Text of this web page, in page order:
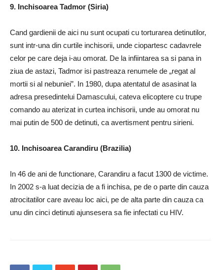
9. Inchisoarea Tadmor (Siria)
Cand gardienii de aici nu sunt ocupati cu torturarea detinutilor,
sunt intr-una din curtile inchisorii, unde ciopartesc cadavrele
celor pe care deja i-au omorat. De la infiintarea sa si pana in
ziua de astazi, Tadmor isi pastreaza renumele de „regat al
mortii si al nebuniei”. In 1980, dupa atentatul de asasinat la
adresa presedintelui Damascului, cateva elicoptere cu trupe
comando au aterizat in curtea inchisorii, unde au omorat nu
mai putin de 500 de detinuti, ca avertisment pentru sirieni.
10. Inchisoarea Carandiru (Brazilia)
In 46 de ani de functionare, Carandiru a facut 1300 de victime.
In 2002 s-a luat decizia de a fi inchisa, pe de o parte din cauza
atrocitatilor care aveau loc aici, pe de alta parte din cauza ca
unu din cinci detinuti ajunsesera sa fie infectati cu HIV.